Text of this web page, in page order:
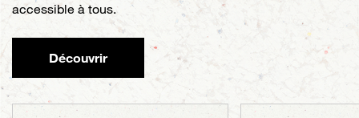
accessible à tous.
Découvrir